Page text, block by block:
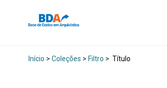
Início > Coleções > Filtro > Título